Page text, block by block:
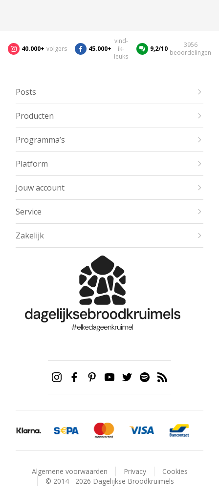
40.000+ volgers 45.000+
vind-
ik-
leuks
9,2/10
3956
beoordelingen
Posts
Producten
Programma’s
Platform
Jouw account
Service
Zakelijk
Algemene voorwaarden Privacy
Cookies
© 2014 - 2026 Dagelijkse Broodkruimels